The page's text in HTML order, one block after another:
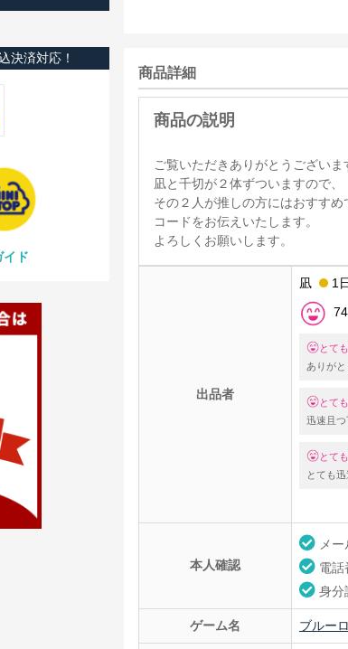
決済対応！
イド
商品詳細
ご覧いただきありがとうございま
凪と千切が２体ずついますので、
その２人が推しの方にはおすすめ
コードをお伝えいたします。
よろしくお願いします。
出品者
凪 1
とて
ありが
とて
迅速且つ
とて
とても
本人確認
メ
電話
身分
ゲーム名 ブルー